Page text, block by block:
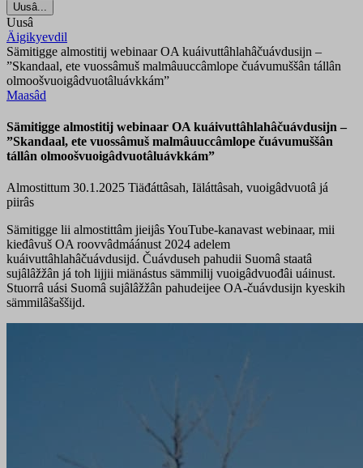
Uusâ...
Uusâ
Äigikyevdil
Sämitigge almostitij webinaar OA kuáivuttâhlahâčuávdusijn –
”Skandaal, ete vuossâmuš malmâuuccâmlope čuávumuššân tállân
olmoošvuoigâdvuotâluávkkám”
Maasâd
Sämitigge almostitij webinaar OA kuáivuttâhlahâčuávdusijn –
”Skandaal, ete vuossâmuš malmâuuccâmlope čuávumuššân
tállân olmoošvuoigâdvuotâluávkkám”
Almostittum 30.1.2025 Tiäđáttâsah, Iäláttâsah, vuoigâdvuotâ já
piirâs
Sämitigge lii almostittâm jieijâs YouTube-kanavast webinaar, mii
kieđâvuš OA roovvâdmáánust 2024 adelem
kuáivuttâhlahâčuávdusijd. Čuávduseh pahudii Suomâ staatâ
sujâlâžžân já toh lijjii miänástus sämmilij vuoigâdvuođâi uáinust.
Stuorrâ uási Suomâ sujâlâžžân pahudeijee OA-čuávdusijn kyeskih
sämmilâšaššijd.